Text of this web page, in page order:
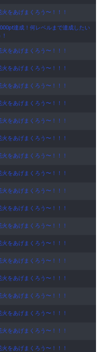
をあげまくろう〜！！！
達成！何レベルまで達成したい
をあげまくろう〜！！！
をあげまくろう〜！！！
をあげまくろう〜！！！
をあげまくろう〜！！！
をあげまくろう〜！！！
をあげまくろう〜！！！
をあげまくろう〜！！！
をあげまくろう〜！！！
をあげまくろう〜！！！
をあげまくろう〜！！！
をあげまくろう〜！！！
をあげまくろう〜！！！
をあげまくろう〜！！！
をあげまくろう〜！！！
をあげまくろう〜！！！
をあげまくろう〜！！！
をあげまくろう〜！！！
をあげまくろう〜！！！